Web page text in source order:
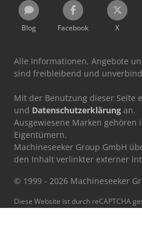
Blog Facebook X
Alle Informationen, Angebote
sind freibleibend und
Mit der Benutzung dieser Seite
und Datenschutzerklärung an.
Ausgewiesene Marken gehören
Eigentümern.
Machineseeker Group GmbH
den Inhalt verlinkter externer
© 1999 - 2026 Machineseeker
Diese Website ist durch reCAPTCHA